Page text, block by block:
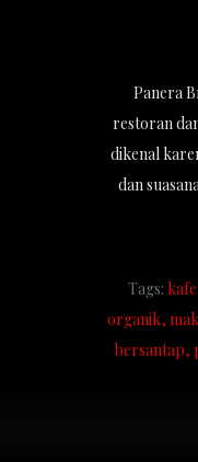
Panera
restoran
dikenal
dan
Tags:
organik
bersantap